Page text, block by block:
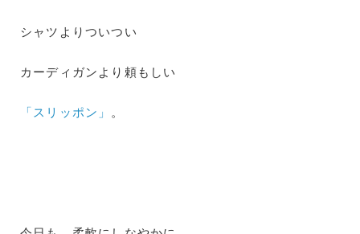
シャツよりついつい
カーディガンより頼もしい
「スリッポン」 。